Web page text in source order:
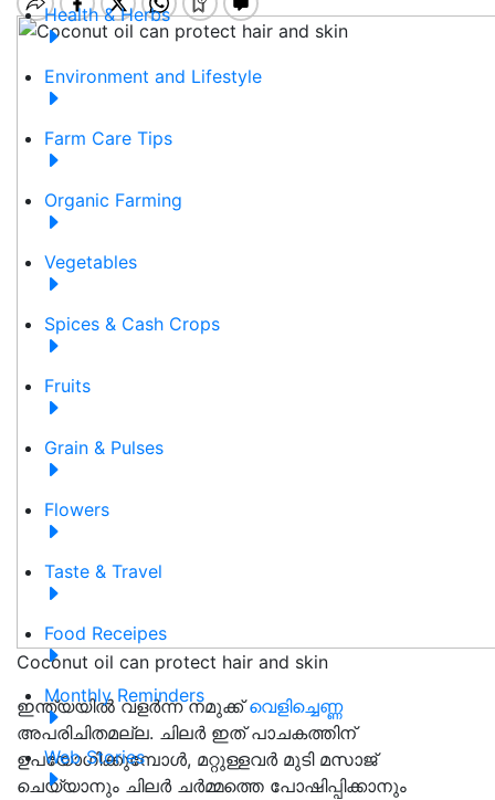
Health & Herbs
Environment and Lifestyle
Farm Care Tips
Organic Farming
Vegetables
Spices & Cash Crops
Fruits
Grain & Pulses
Flowers
Taste & Travel
Food Receipes
Monthly Reminders
Web Stories
Coconut oil can protect hair and skin
ഇന്ത്യയിൽ വളർന്ന നമുക്ക്വെളിച്ചെണ്ണ
അപരിചിതമല്ല. ചിലർ ഇത് പാചകത്തിന്
ഉപയോഗിക്കുമ്പോൾ, മറ്റുള്ളവർ മുടി മസാജ്
ചെയ്യാനും ചിലർ ചർമ്മത്തെ പോഷിപ്പിക്കാനും